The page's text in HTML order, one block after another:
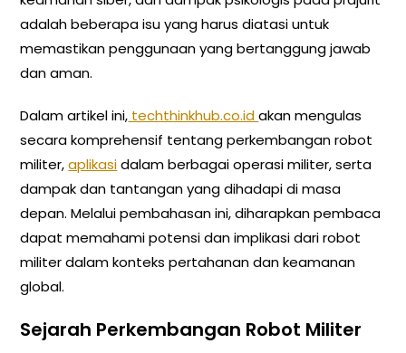
adalah beberapa isu yang harus diatasi untuk
memastikan penggunaan yang bertanggung jawab
dan aman.
Dalam artikel ini, techthinkhub.co.idakan mengulas
secara komprehensif tentang perkembangan robot
militer,aplikasidalam berbagai operasi militer, serta
dampak dan tantangan yang dihadapi di masa
depan. Melalui pembahasan ini, diharapkan pembaca
dapat memahami potensi dan implikasi dari robot
militer dalam konteks pertahanan dan keamanan
global.
Sejarah Perkembangan Robot Militer